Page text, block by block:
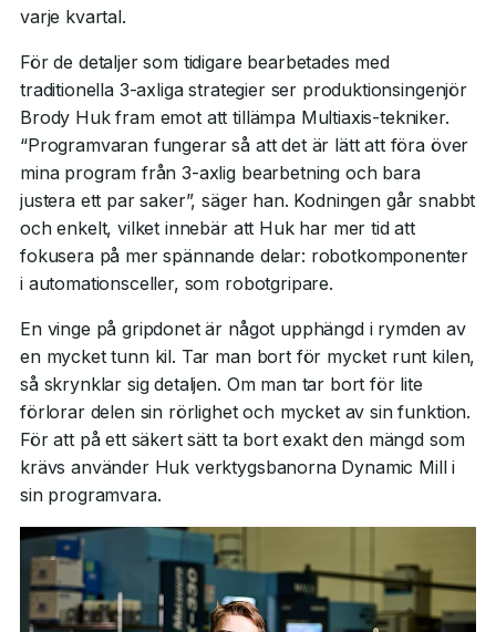
varje kvartal.
För de detaljer som tidigare bearbetades med
traditionella 3-axliga strategier ser produktionsingenjör
Brody Huk fram emot att tillämpa Multiaxis-tekniker.
“Programvaran fungerar så att det är lätt att föra över
mina program från 3-axlig bearbetning och bara
justera ett par saker”, säger han. Kodningen går snabbt
och enkelt, vilket innebär att Huk har mer tid att
fokusera på mer spännande delar: robotkomponenter
i automationsceller, som robotgripare.
En vinge på gripdonet är något upphängd i rymden av
en mycket tunn kil. Tar man bort för mycket runt kilen,
så skrynklar sig detaljen. Om man tar bort för lite
förlorar delen sin rörlighet och mycket av sin funktion.
För att på ett säkert sätt ta bort exakt den mängd som
krävs använder Huk verktygsbanorna Dynamic Mill i
sin programvara.